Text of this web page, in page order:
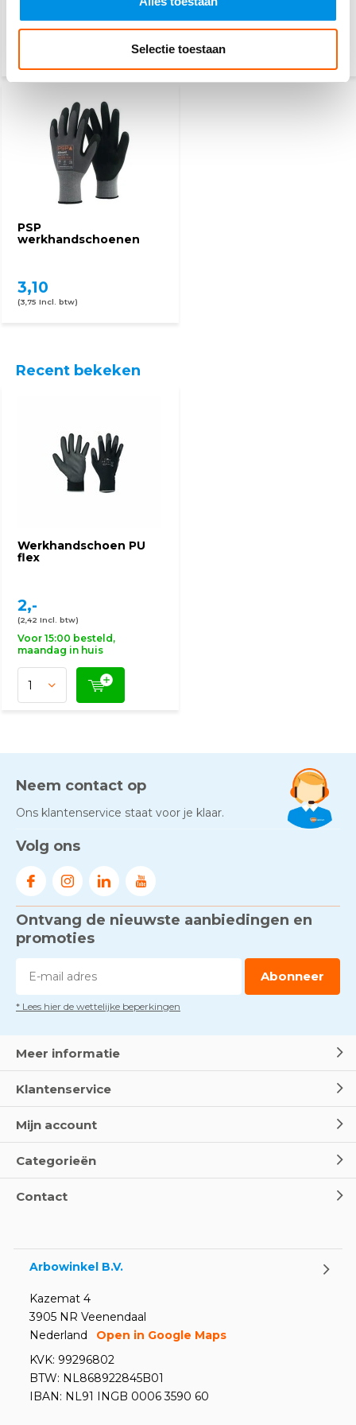
Selectie toestaan(108,84 Incl. btw)
PSP
werkhandschoenen
3,10
(3,75 Incl. btw)
Recent bekeken
Werkhandschoen PU
flex
2,-
(2,42 Incl. btw)
Voor 15:00 besteld,
maandag in huis
Neem contact op
Ons klantenservice staat voor je klaar.
Volg ons
Ontvang de nieuwste aanbiedingen en
promoties
Abonneer
* Lees hier de wettelijke beperkingen
Meer informatie
Klantenservice
Mijn account
Categorieën
Contact
Arbowinkel B.V.
Kazemat 4
3905 NR Veenendaal
Nederland
Open in Google Maps
KVK: 99296802
BTW: NL868922845B01
IBAN: NL91 INGB 0006 3590 60